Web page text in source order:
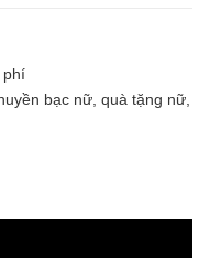
phí
bạc nữ quà tặng nữ